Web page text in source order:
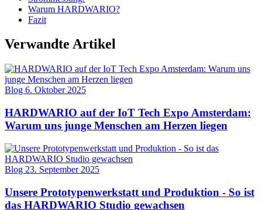
Warum HARDWARIO?
Fazit
Verwandte Artikel
Blog 6. Oktober 2025
HARDWARIO auf der IoT Tech Expo Amsterdam:
Warum uns junge Menschen am Herzen liegen
Blog 23. September 2025
Unsere Prototypenwerkstatt und Produktion - So ist
das HARDWARIO Studio gewachsen